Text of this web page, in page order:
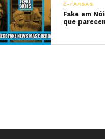
E-FARSAS
Fake em
que